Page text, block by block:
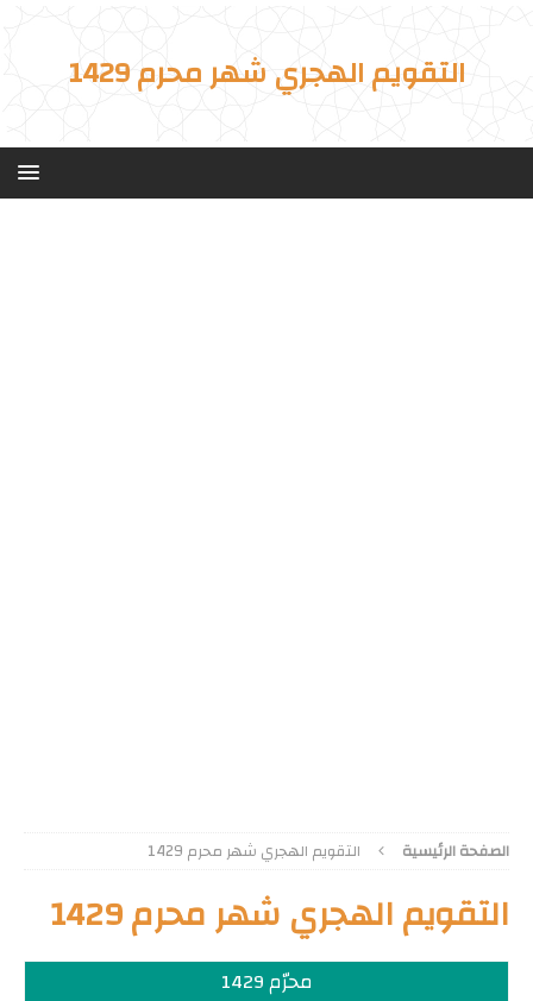
التقويم الهجري شهر محرم 1429
الصفحة الرئيسية التقويم الهجري شهر محرم 1429
التقويم الهجري شهر محرم 1429
محرّم 1429